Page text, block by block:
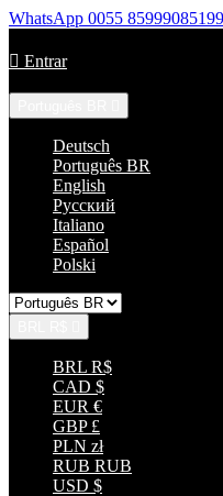
WhatsApp 0055 85999085199
 Entrar
Deutsch
Português BR
English
Русский
Italiano
Español
Polski
BRL R$
CAD $
EUR €
GBP £
PLN zł
RUB RUB
USD $